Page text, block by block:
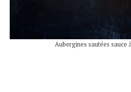
Aubergines sautées sauce